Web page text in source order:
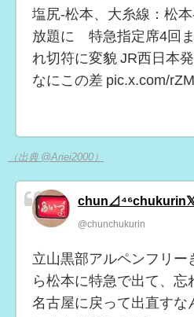
塩尻-松本、大糸線：松
放題に 特急指定席4回
れ切符に変貌 JR西日本
なにこの差 pic.x.com/
（出典 @Ariei2000）
@chunchukurin
立山黒部アルペンフリー
ら松本に特急で出て、忘
名古屋に戻って出直すな